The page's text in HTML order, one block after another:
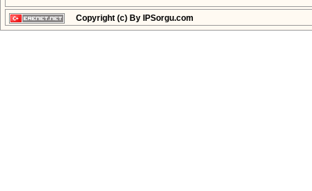
Copyright (c) By IPSorgu.com